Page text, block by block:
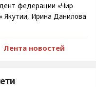
федерации «Чир
Якутии, Ирина Данилова
Лента новостей